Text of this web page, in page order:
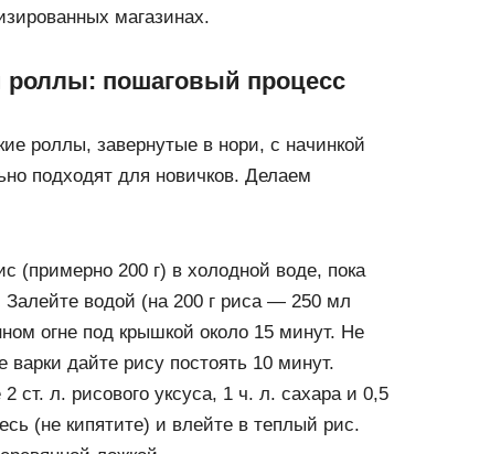
магазинах.
роллы: пошаговый процесс
роллы, завернутые в нори, с начинкой
подходят для новичков. Делаем
(примерно 200 г) в холодной воде, пока
Залейте водой (на 200 г риса — 250 мл
огне под крышкой около 15 минут. Не
дайте рису постоять 10 минут.
ст. л. рисового уксуса, 1 ч. л. сахара и 0,5
(не кипятите) и влейте в теплый рис.